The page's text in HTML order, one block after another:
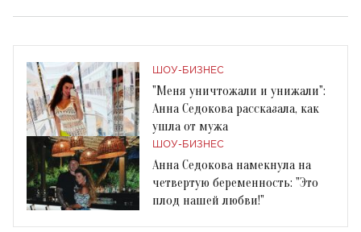
ШОУ-БИЗНЕС
"Меня уничтожали и унижали":
Анна Седокова рассказала, как
ушла от мужа
ШОУ-БИЗНЕС
Анна Седокова намекнула на
четвертую беременность: "Это
плод нашей любви!"